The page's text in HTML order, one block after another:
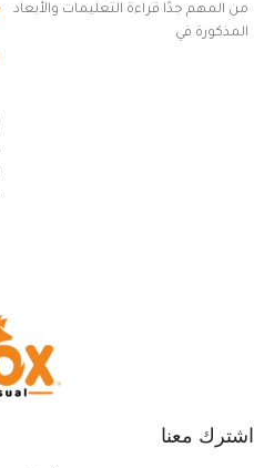
من المهم جدًا قراءة التعليمات والأبعاد
المذكورة في
اشترك معنا